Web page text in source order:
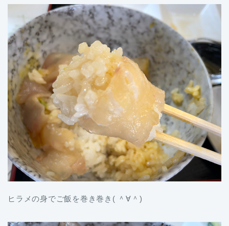
ヒラメの身でご飯を巻き巻き( ＾∀＾)